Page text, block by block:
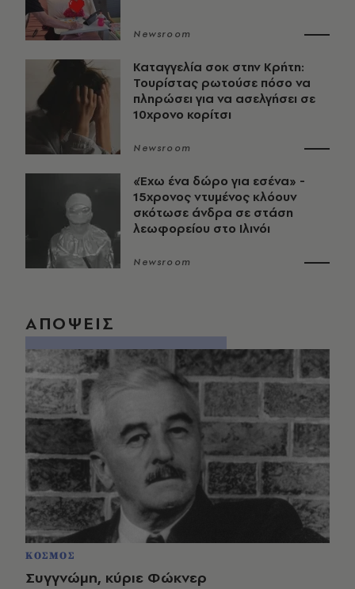
Newsroom
Καταγγελία σοκ στην Κρήτη:
Τουρίστας ρωτούσε πόσο να
πληρώσει για να ασελγήσει σε
10χρονο κορίτσι
Newsroom
«Έχω ένα δώρο για εσένα» -
15χρονος ντυμένος κλόουν
σκότωσε άνδρα σε στάση
λεωφορείου στο Ιλινόι
Newsroom
ΑΠΟΨΕΙΣ
ΚΟΣΜΟΣ
Συγγνώμη, κύριε Φώκνερ